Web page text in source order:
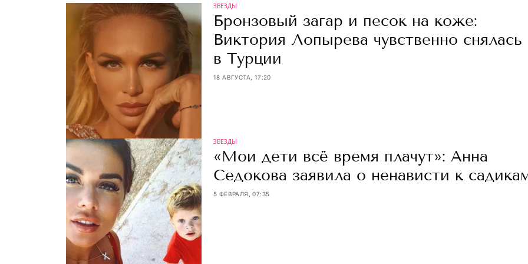
ЗВЕЗДЫ
Бронзовый загар и песок на коже:
Виктория Лопырева чувственно снялась
в Турции
18 АВГУСТА, 17:20
ЗВЕЗДЫ
«Мои дети всё время плачут»: Анна
Седокова заявила о ненависти к
5 ФЕВРАЛЯ, 07:35